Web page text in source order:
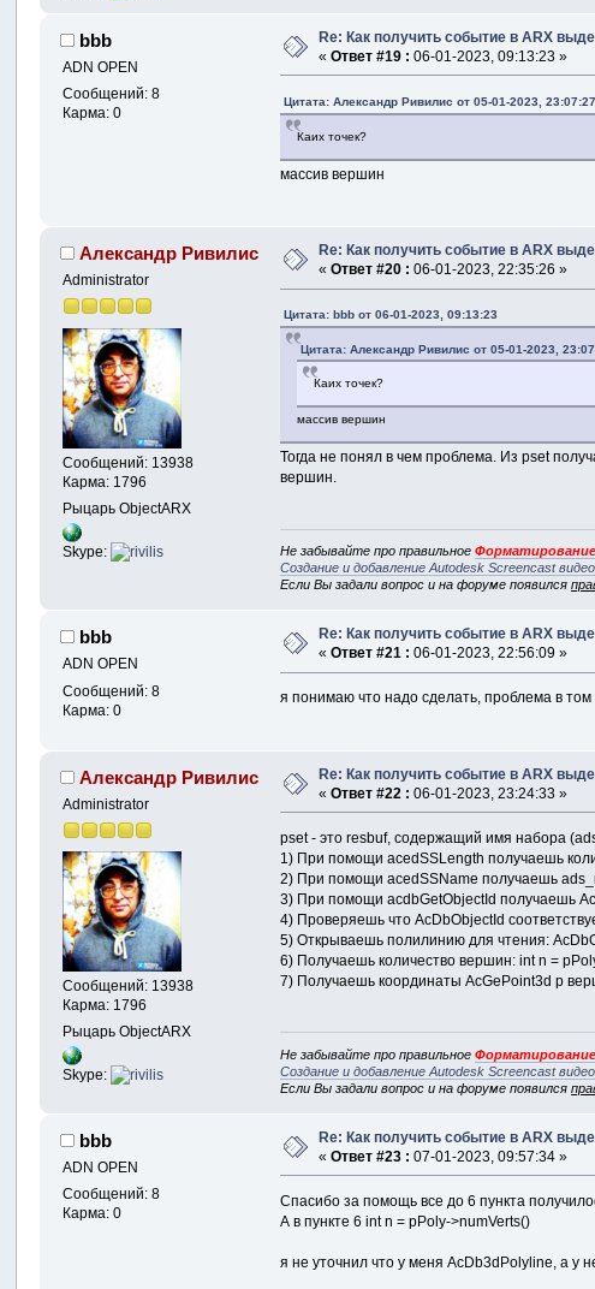
bbb
ADN OPEN
Сообщений: 8
Карма: 0
Re: Как получить событие в ARX
«Ответ #19 : 06-01-2023, 09:13:23 »
Цитата: Александр Ривилис от 05-01-2023, 23:07:27
Каих точек?
массив вершин
Александр Ривилис
Administrator
Сообщений: 13938
Карма: 1796
Рыцарь ObjectARX
Skype:
Re: Как получить событие в ARX
«Ответ #20 : 06-01-2023, 22:35:26 »
Цитата: bbb от 06-01-2023, 09:13:23
Цитата: Александр Ривилис от 05-01-2023,
Каих точек?
массив вершин
Тогда не понял в чем проблема. Из pset
вершин.
Не забывайте про правильное
Создание и добавление Autodesk Screencast
Если Вы задали вопрос и на форуме появился
bbb
ADN OPEN
Сообщений: 8
Карма: 0
Re: Как получить событие в ARX
«Ответ #21 : 06-01-2023, 22:56:09 »
я понимаю что надо сделать, проблема в том
Александр Ривилис
Administrator
Сообщений: 13938
Карма: 1796
Рыцарь ObjectARX
Skype:
Re: Как получить событие в ARX
«Ответ #22 : 06-01-2023, 23:24:33 »
pset - это resbuf, содержащий имя набора
1) При помощи acedSSLength получаешь
2) При помощи acedSSName получаешь
3) При помощи acdbGetObjectId получаешь
4) Проверяешь что AcDbObjectId
5) Открываешь полилинию для чтения:
6) Получаешь количество вершин: int n =
7) Получаешь координаты AcGePoint3d p
Не забывайте про правильное
Создание и добавление Autodesk Screencast
Если Вы задали вопрос и на форуме появился
bbb
ADN OPEN
Сообщений: 8
Карма: 0
Re: Как получить событие в ARX
«Ответ #23 : 07-01-2023, 09:57:34 »
Спасибо за помощь все до 6 пункта
А в пункте 6 int n = pPoly->numVerts()
я не уточнил что у меня AcDb3dPolyline, а у